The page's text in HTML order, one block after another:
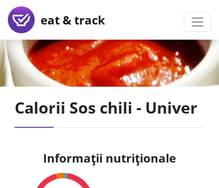
eat & track
Calorii Sos chili - Univer
Informații nutriționale